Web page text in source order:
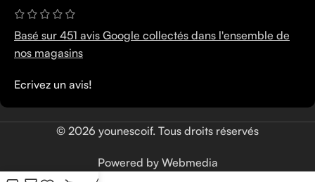
Basé sur 451 avis Google collectés dans l'ensemble de
nos magasins
Ecrivez un avis!
© 2026 younescoif. Tous droits réservés
Powered by Webmedia